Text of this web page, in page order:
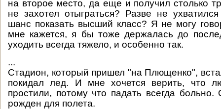
на второе место, да еще и получил столько
не захотел отыграться? Разве не
шанс показать высший класс? Я не могу
мне кажется, я бы тоже держалась до
уходить всегда тяжело, и особенно так.
...
Стадион, который пришел "на Плющенко",
покидал лед. И мне хочется верить, что
простили, потому что падать всегда
рожден для полета.